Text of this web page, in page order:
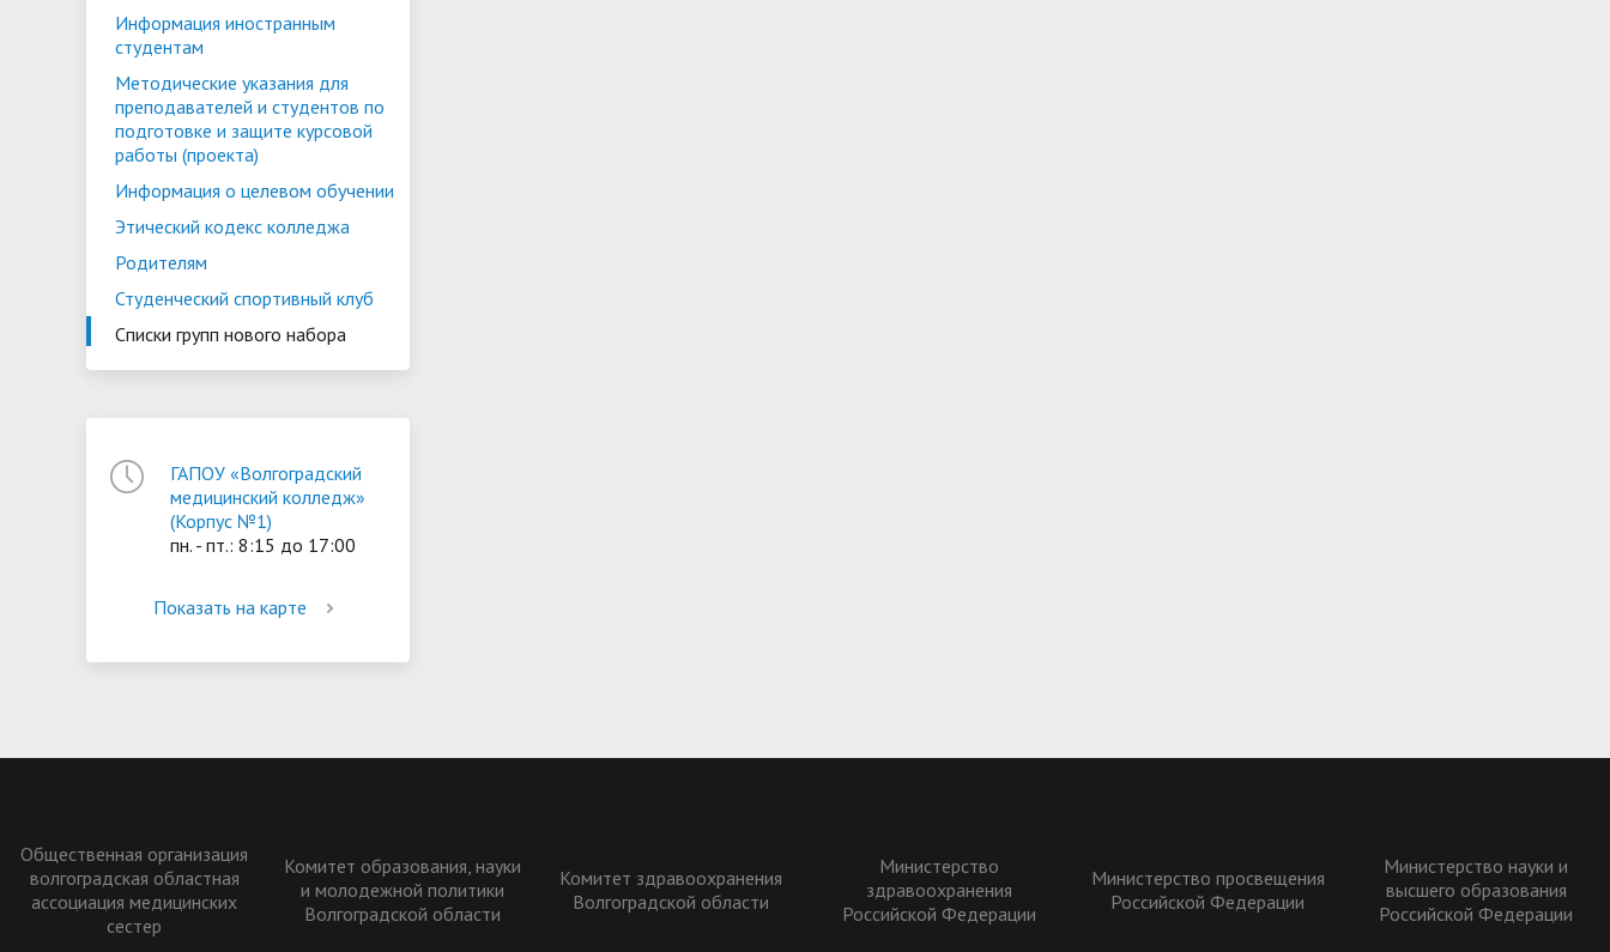
Информация иностранным
студентам
Методические указания для
преподавателей и студентов по
подготовке и защите курсовой
работы (проекта)
Информация о целевом обучении
Этический кодекс колледжа
Родителям
Студенческий спортивный клуб
Списки групп нового набора
ГАПОУ «Волгоградский
медицинский колледж»
(Корпус №1)
пн. - пт.: 8:15 до 17:00
Показать на карте
Общественная организация
волгоградская областная
ассоциация медицинских
сестер
Комитет образования, науки
и молодежной политики
Волгоградской области
Комитет здравоохранения
Волгоградской области
Министерство
здравоохранения
Российской Федерации
Министерство просвещения
Российской Федерации
Министерство науки и
высшего образования
Российской Федерации